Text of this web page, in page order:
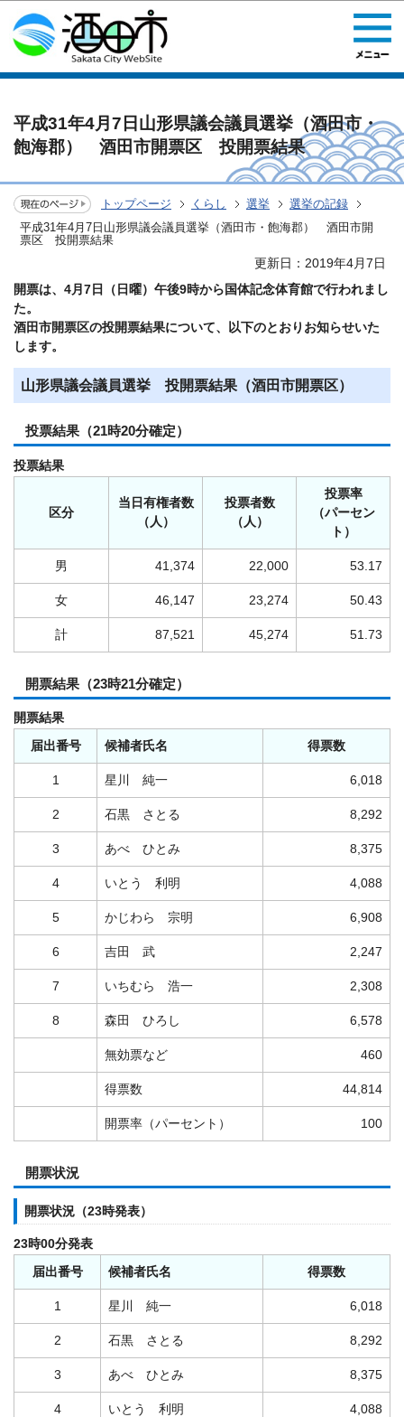
このページの本文へ移動
平成31年4月7日山形県議会議員選挙（酒田市・
飽海郡） 酒田市開票区 投開票結果
トップページ くらし 選挙
選挙の記録
平成31年4月7日山形県議会議員選挙（酒田市・飽海郡） 酒田市開
票区 投開票結果
更新日：2019年4月7日
開票は、4月7日（日曜）午後9時から国体記念体育館で行われまし
た。
酒田市開票区の投開票結果について、以下のとおりお知らせいた
します。
山形県議会議員選挙 投開票結果（酒田市開票区）
投票結果（21時20分確定）
投票結果
区分
当日有権者数
（人）
投票者数
（人）
投票率
（パーセン
ト）
男 41,374 22,000 53.17
女 46,147 23,274 50.43
計 87,521 45,274 51.73
開票結果（23時21分確定）
開票結果
届出番号
候補者氏名 得票数
1 星川 純一 6,018
2 石黒 さとる 8,292
3 あべ ひとみ 8,375
4 いとう 利明 4,088
5 かじわら 宗明 6,908
6 吉田 武 2,247
7 いちむら 浩一 2,308
8 森田 ひろし 6,578
無効票など 460
得票数 44,814
開票率（パーセント） 100
開票状況
開票状況（23時発表）
23時00分発表
届出番号
候補者氏名 得票数
1 星川 純一 6,018
2 石黒 さとる 8,292
3 あべ ひとみ 8,375
4 いとう 利明 4,088